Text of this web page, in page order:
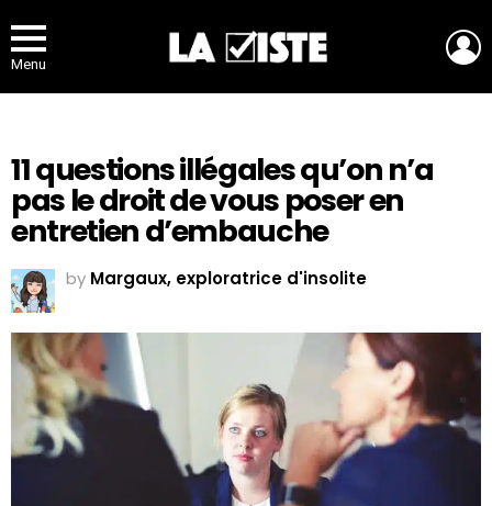
Menu
11 questions illégales qu’on n’a
pas le droit de vous poser en
entretien d’embauche
by Margaux, exploratrice d'insolite